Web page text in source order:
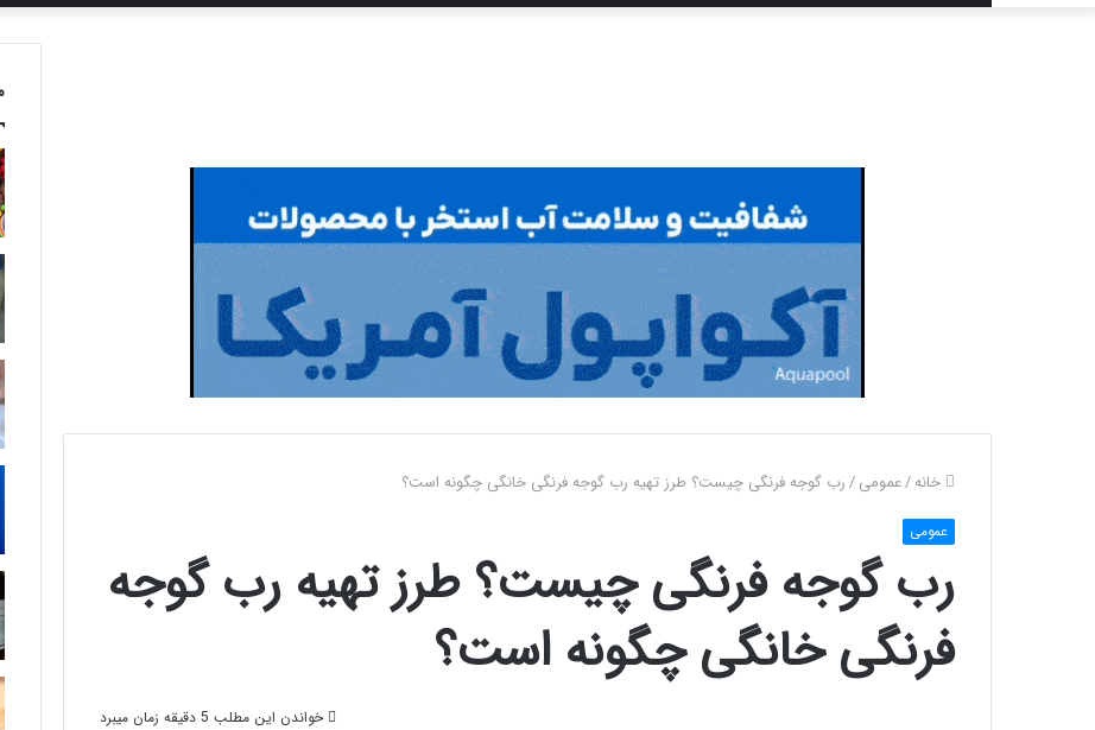
خانه/عمومی/رب گوجه فرنگی چیست؟ طرز تهیه رب گوجه فرنگی خانگی چگونه است؟
عمومی
رب گوجه فرنگی چیست؟ طرز تهیه رب گوجه
فرنگی خانگی چگونه است؟
خواندن این مطلب 5 دقیقه زمان میبرد